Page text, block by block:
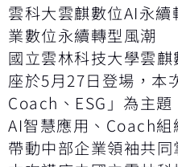
雲科大雲麒數位AI永
業數位永續轉型風潮
國立雲林科技大學雲
座於5月27日登場，本
Coach、ESG」為主
AI智慧應用、Coach組
帶動中部企業領袖共